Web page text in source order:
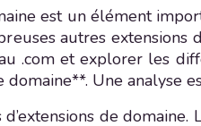
est un élément
autres extensions
.com et explorer les
Une analyse
de